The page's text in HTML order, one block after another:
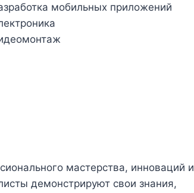
мобильных приложений
мастерства, инноваций и
демонстрируют свои знания,